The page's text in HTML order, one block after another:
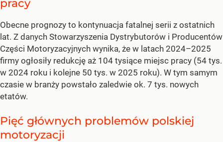
pracy
Obecne prognozy to kontynuacja fatalnej serii z ostatnich
lat. Z danych Stowarzyszenia Dystrybutorów i Producentów
Części Motoryzacyjnych wynika, że w latach 2024–2025
firmy ogłosiły redukcję aż 104 tysiące miejsc pracy (54 tys.
w 2024 roku i kolejne 50 tys. w 2025 roku). W tym samym
czasie w branży powstało zaledwie ok. 7 tys. nowych
etatów.
Pięć głównych problemów polskiej
motoryzacji